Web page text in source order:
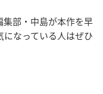
部・中島が本作を早
なっている人はぜひ